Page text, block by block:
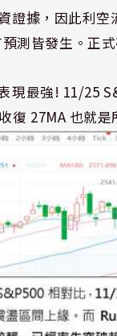
證據，因此利
測皆發生。正
現最強! 11/25
27MA 也就是